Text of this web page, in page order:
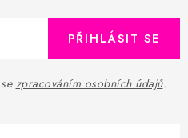
zpracováním osobních údajů.
PŘIHLÁSIT SE